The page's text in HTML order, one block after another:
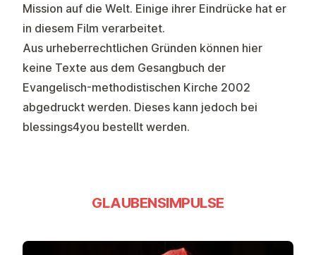
Mission auf die Welt. Einige ihrer Eindrücke hat er
in diesem Film verarbeitet.
Aus urheberrechtlichen Gründen können hier
keine Texte aus dem Gesangbuch der
Evangelisch-methodistischen Kirche 2002
abgedruckt werden. Dieses kann jedoch bei
blessings4you bestellt werden.
GLAUBENSIMPULSE